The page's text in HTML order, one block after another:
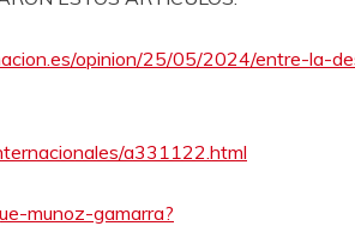
opinion/25/05/2024/entre-la-
a331122.html
munoz-gamarra?